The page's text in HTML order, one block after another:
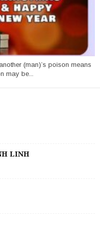
(man)’s poison means
may be...
LINH